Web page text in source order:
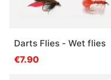
Darts Flies - Wet flies
€7.90